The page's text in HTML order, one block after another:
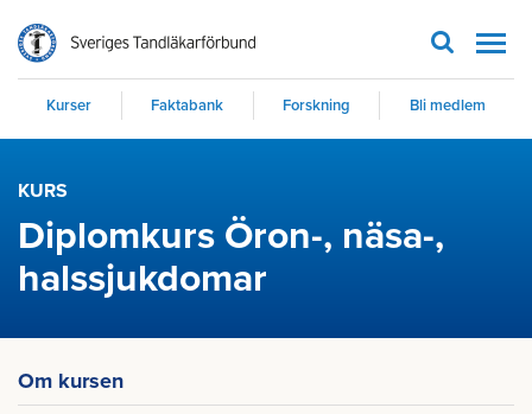
Kurser Faktabank Forskning Bli medlem
KURS
Diplomkurs Öron-, näsa-,
halssjukdomar
Om kursen